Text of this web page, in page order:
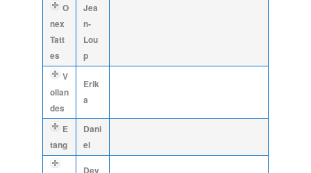
O
nex
Tatt
es
Jea
n-
Lou
p
V
ollan
des
Erik
a
E
tang
Dani
el
Dey